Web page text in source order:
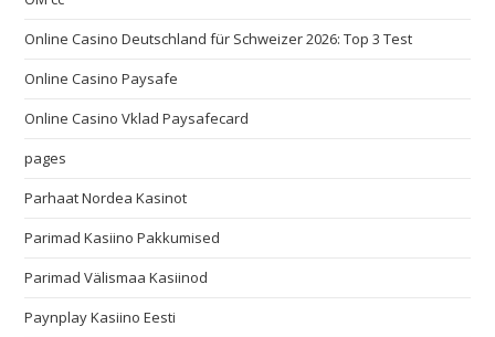
Online Casino Deutschland für Schweizer 2026: Top 3 Test
Online Casino Paysafe
Online Casino Vklad Paysafecard
pages
Parhaat Nordea Kasinot
Parimad Kasiino Pakkumised
Parimad Välismaa Kasiinod
Paynplay Kasiino Eesti